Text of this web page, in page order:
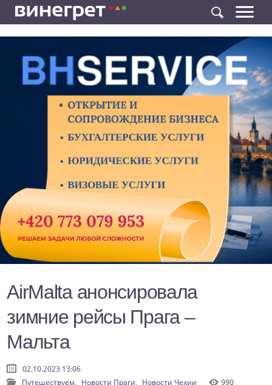
AirMalta анонсировала
зимние рейсы Прага –
Мальта
02.10.2023 13:06
Путешествуем, Новости Праги, Новости Чехии 990